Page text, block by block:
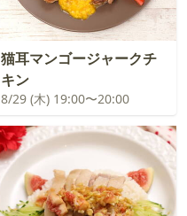
猫耳マンゴージャークチ
キン
8/29 (木) 19:00〜20:00